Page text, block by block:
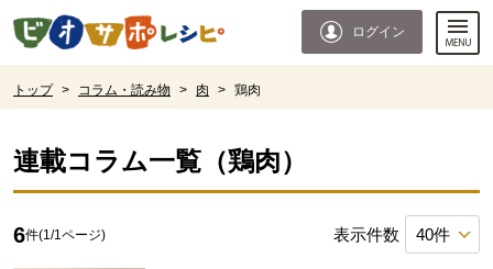
ページの先頭です。
ログイン
トップ > コラム・読み物 > 肉 > 鶏肉
連載コラム一覧（鶏肉）
6件(1 /1 ページ) 表示件数